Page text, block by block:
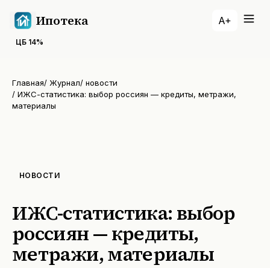
Ипотека
ЦБ 14%
A+
Главная/ Журнал/ новости
/ ИЖС-статистика: выбор россиян — кредиты, метражи,
материалы
НОВОСТИ
ИЖС-статистика: выбор
россиян — кредиты,
метражи, материалы